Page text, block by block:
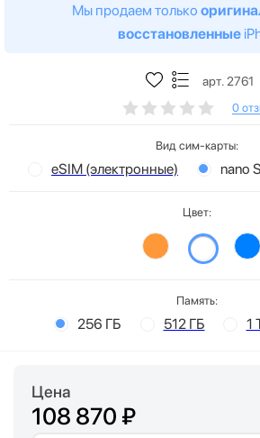
Мы продаем только
восстановленные
арт. 2761
0
Вид сим-карты:
eSIM (электронные) nano
Цвет:
Память:
256 ГБ 512 ГБ 1
Цена
108 870 ₽